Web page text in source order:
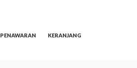
PENAWARAN KERANJANG